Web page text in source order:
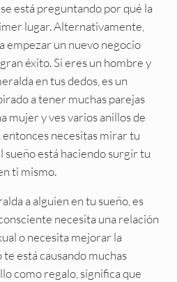
está preguntando por qué la
lugar. Alternativamente,
empezar un nuevo negocio
éxito. Si eres un hombre y
en tus dedos, es un
a tener muchas parejas
mujer y ves varios anillos de
entonces necesitas mirar tu
sueño está haciendo surgir tu
ti mismo.
a alguien en tu sueño, es
necesita una relación
o necesita mejorar la
está causando muchas
como regalo, significa que